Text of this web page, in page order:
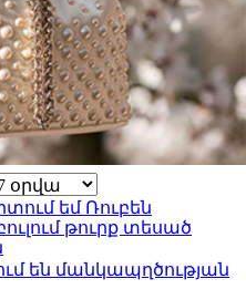
եմ Ռուբեն
թուրք տեսած
են մանկապղծության